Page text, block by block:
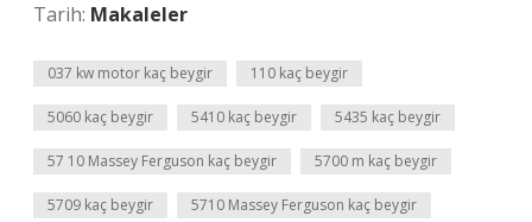
Tarih: Makaleler
037 kw motor kaç beygir 110 kaç beygir
5060 kaç beygir 5410 kaç beygir 5435 kaç beygir
57 10 Massey Ferguson kaç beygir 5700 m kaç beygir
5709 kaç beygir 5710 Massey Ferguson kaç beygir